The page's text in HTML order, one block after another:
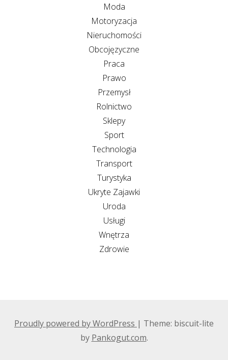
Moda
Motoryzacja
Nieruchomości
Obcojęzyczne
Praca
Prawo
Przemysł
Rolnictwo
Sklepy
Sport
Technologia
Transport
Turystyka
Ukryte Zajawki
Uroda
Usługi
Wnętrza
Zdrowie
Proudly powered by WordPress | Theme: biscuit-lite
by Pankogut.com.